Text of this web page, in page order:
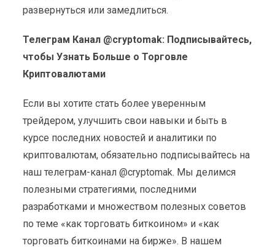
развернуться или замедлиться.
Телеграм Канал @cryptomak: Подписывайтесь,
чтобы Узнать Больше о Торговле
Криптовалютами
Если вы хотите стать более уверенным
трейдером, улучшить свои навыки и быть в
курсе последних новостей и аналитики по
криптовалютам, обязательно подписывайтесь на
наш телеграм-канал @cryptomak. Мы делимся
полезными стратегиями, последними
разработками и множеством полезных советов
по теме «как торговать биткоином» и «как
торговать биткоинами на бирже». В нашем